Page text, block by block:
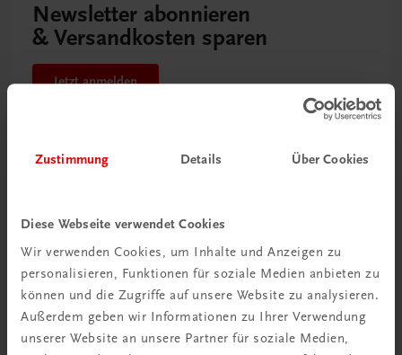
Zustimmung Details Über Cookies
Diese Webseite verwendet Cookies
Wir verwenden Cookies, um Inhalte und Anzeigen zu
personalisieren, Funktionen für soziale Medien anbieten zu
können und die Zugriffe auf unsere Website zu analysieren.
Außerdem geben wir Informationen zu Ihrer Verwendung
unserer Website an unsere Partner für soziale Medien,
Newsletter abonnieren
& Versandkosten sparen
Jetzt anmelden